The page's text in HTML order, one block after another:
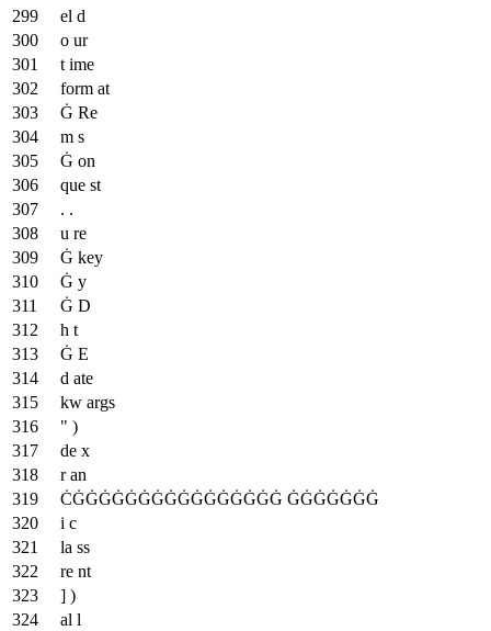
el d
o ur
t ime
form at
Ġ Re
m s
Ġ on
que st
. .
u re
Ġ key
Ġ y
Ġ D
h t
Ġ E
d ate
kw args
" )
de x
r an
ĊĠĠĠĠĠĠĠĠĠĠĠĠĠĠĠĠ ĠĠĠĠĠĠĠ
i c
la ss
re nt
] )
al l